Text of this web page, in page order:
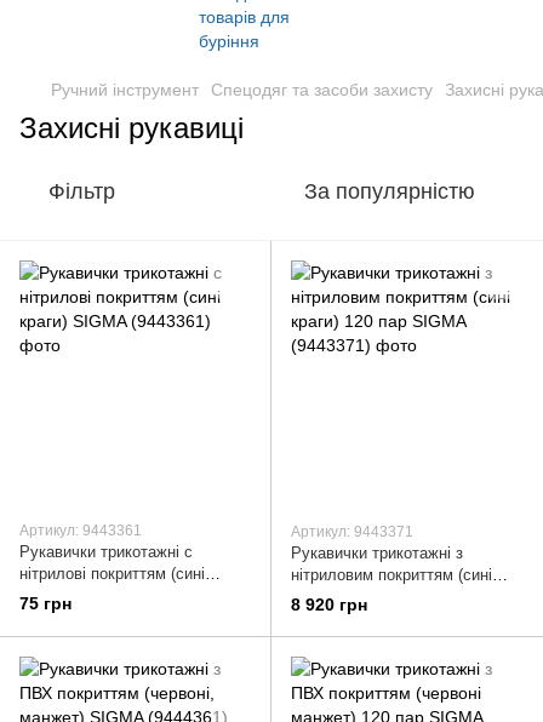
Ручний інструмент Спецодяг та засоби захисту Захисні
Захисні рукавиці
Фільтр За популярністю
Артикул: 9443361
Рукавички трикотажні c
нітрилові покриттям (сині
краги) SIGMA (9443361)
75 грн
Артикул: 9443371
Рукавички трикотажні з
нітриловим покриттям (сині
краги) 120 пар SIGMA
(9443371)
8 920 грн